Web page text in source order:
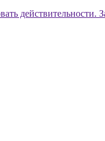
действительности.